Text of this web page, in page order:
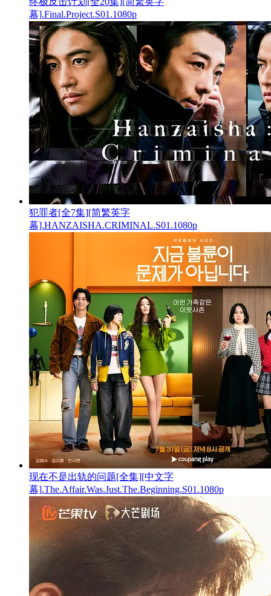
幕].Final.Project.S01.1080p
犯罪者[全7集][简繁英字
幕].HANZAISHA.CRIMINAL.S01.1080p
现在不是出轨的问题[全集][中文字
幕].The.Affair.Was.Just.The.Beginning.S01.1080p